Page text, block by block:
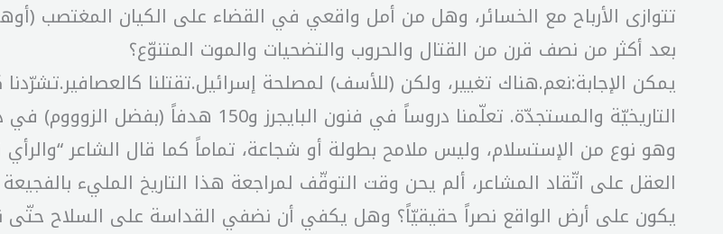
تتوازى الأرباح مع الخسائر، وهل من أمل واقعي في القضاء على الكيان المغتصب
بعد أكثر من نصف قرن من القتال والحروب والتضحيات والموت المتنوّع؟
يمكن الإجابة:نعم.هناك تغيير، ولكن (للأسف) لمصلحة إسرائيل.تقتلنا كالعصافير.تشرّدنا
التاريخيّة والمستجدّة. تعلّمنا دروساً في
وهو نوع من الإستسلام، وليس ملامح بطولة أو شجاعة، تماماً كما قال الشاعر
العقل على اتّقاد المشاعر، ألم يحن وقت التوقّف لمراجعة هذا التاريخ المليء
يكون على أرض الواقع نصراً حقيقيّاً؟ وهل يكفي أن نضفي القداسة على السلاح حتّى